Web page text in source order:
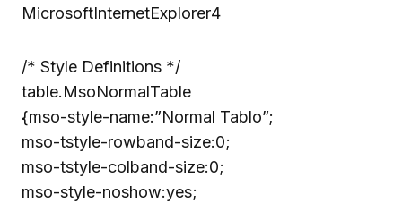
MicrosoftInternetExplorer4
/* Style Definitions */
table.MsoNormalTable
{mso-style-name:”Normal Tablo”;
mso-tstyle-rowband-size:0;
mso-tstyle-colband-size:0;
mso-style-noshow:yes;